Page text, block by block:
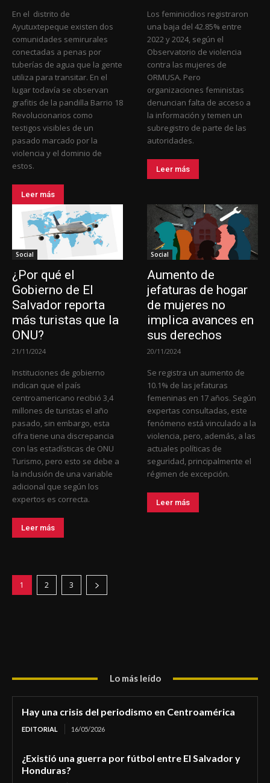
En el distrito de
Ayutuxtepeque existen dos
comunidades semirurales
conectadas a penas por
tuberías de agua que la gente
utiliza para transitar. En el
lugar todavía se observan
grafitis de la pandilla Barrio 18
Revolucionarios como
testigos visibles de un
pasado marcado por la
violencia y el dominio de
estos.
Leer más
Los feminicidios registraron
una baja del 42.85% entre
2022 y 2024, según el
Observatorio de violencia
contra las mujeres de
ORMUSA. Pero
organizaciones feministas
denuncian falta de acceso a
la información y temen un
subregistro de parte de las
autoridades.
Leer más
Social
¿Por qué el
Gobierno de El
Salvador reporta
más turistas que la
ONU?
21/11/2024
Instituciones de gobierno
indican que el país
centroamericano recibió 3,4
millones de turistas el año
pasado, sin embargo, esta
cifra tiene una discrepancia
con las estadísticas de ONU
Turismo, pero esto se debe a
la inclusión de una variable
adicional que según los
expertos es correcta.
Leer más
Social
Aumento de
jefaturas de hogar
de mujeres no
implica avances en
sus derechos
20/11/2024
Se registra un aumento de
10.1% de las jefaturas
femeninas en 17 años. Según
expertas consultadas, este
fenómeno está vinculado a la
violencia, pero, además, a las
actuales políticas de
seguridad, principalmente el
régimen de excepción.
Leer más
1 2 3
Lo más leído
Hay una crisis del periodismo en Centroamérica
EDITORIAL 16/05/2026
¿Existió una guerra por fútbol entre El Salvador y
Honduras?